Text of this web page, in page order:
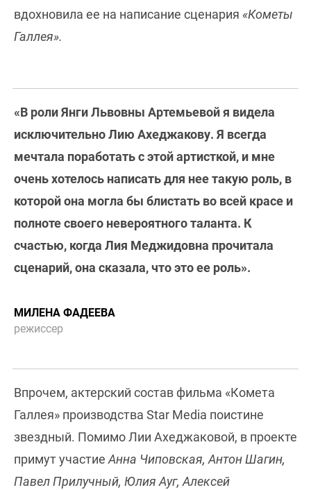
вдохновила ее на написание сценария «Кометы
Галлея».
«В роли Янги Львовны Артемьевой я видела
исключительно Лию Ахеджакову. Я всегда
мечтала поработать с этой артисткой, и мне
очень хотелось написать для нее такую роль, в
которой она могла бы блистать во всей красе и
полноте своего невероятного таланта. К
счастью, когда Лия Меджидовна прочитала
сценарий, она сказала, что это ее роль».
МИЛЕНА ФАДЕЕВА
режиссер
Впрочем, актерский состав фильма «Комета
Галлея» производства Star Media поистине
звездный. Помимо Лии Ахеджаковой, в проекте
примут участие Анна Чиповская, Антон Шагин,
Павел Прилучный, Юлия Ауг, Алексей